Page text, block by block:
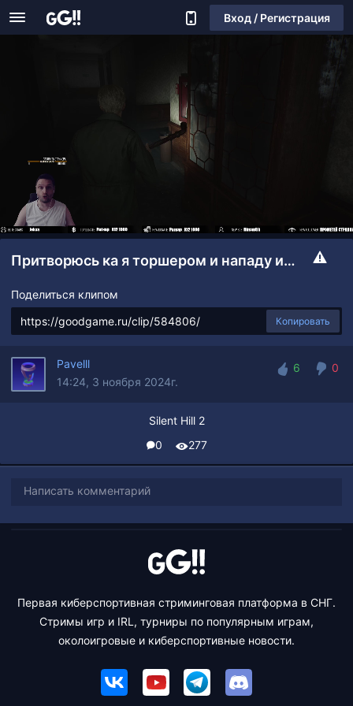
Вход / Регистрация
Притворюсь ка я торшером и нападу из-за спины (с)
Поделиться клипом
Копировать
Pavelll
14:24, 3 ноября 2024г.
6
0
Silent Hill 2
0
277
Написать комментарий
Первая киберспортивная стриминговая платформа в СНГ.
Стримы игр и IRL, турниры по популярным играм,
околоигровые и киберспортивные новости.